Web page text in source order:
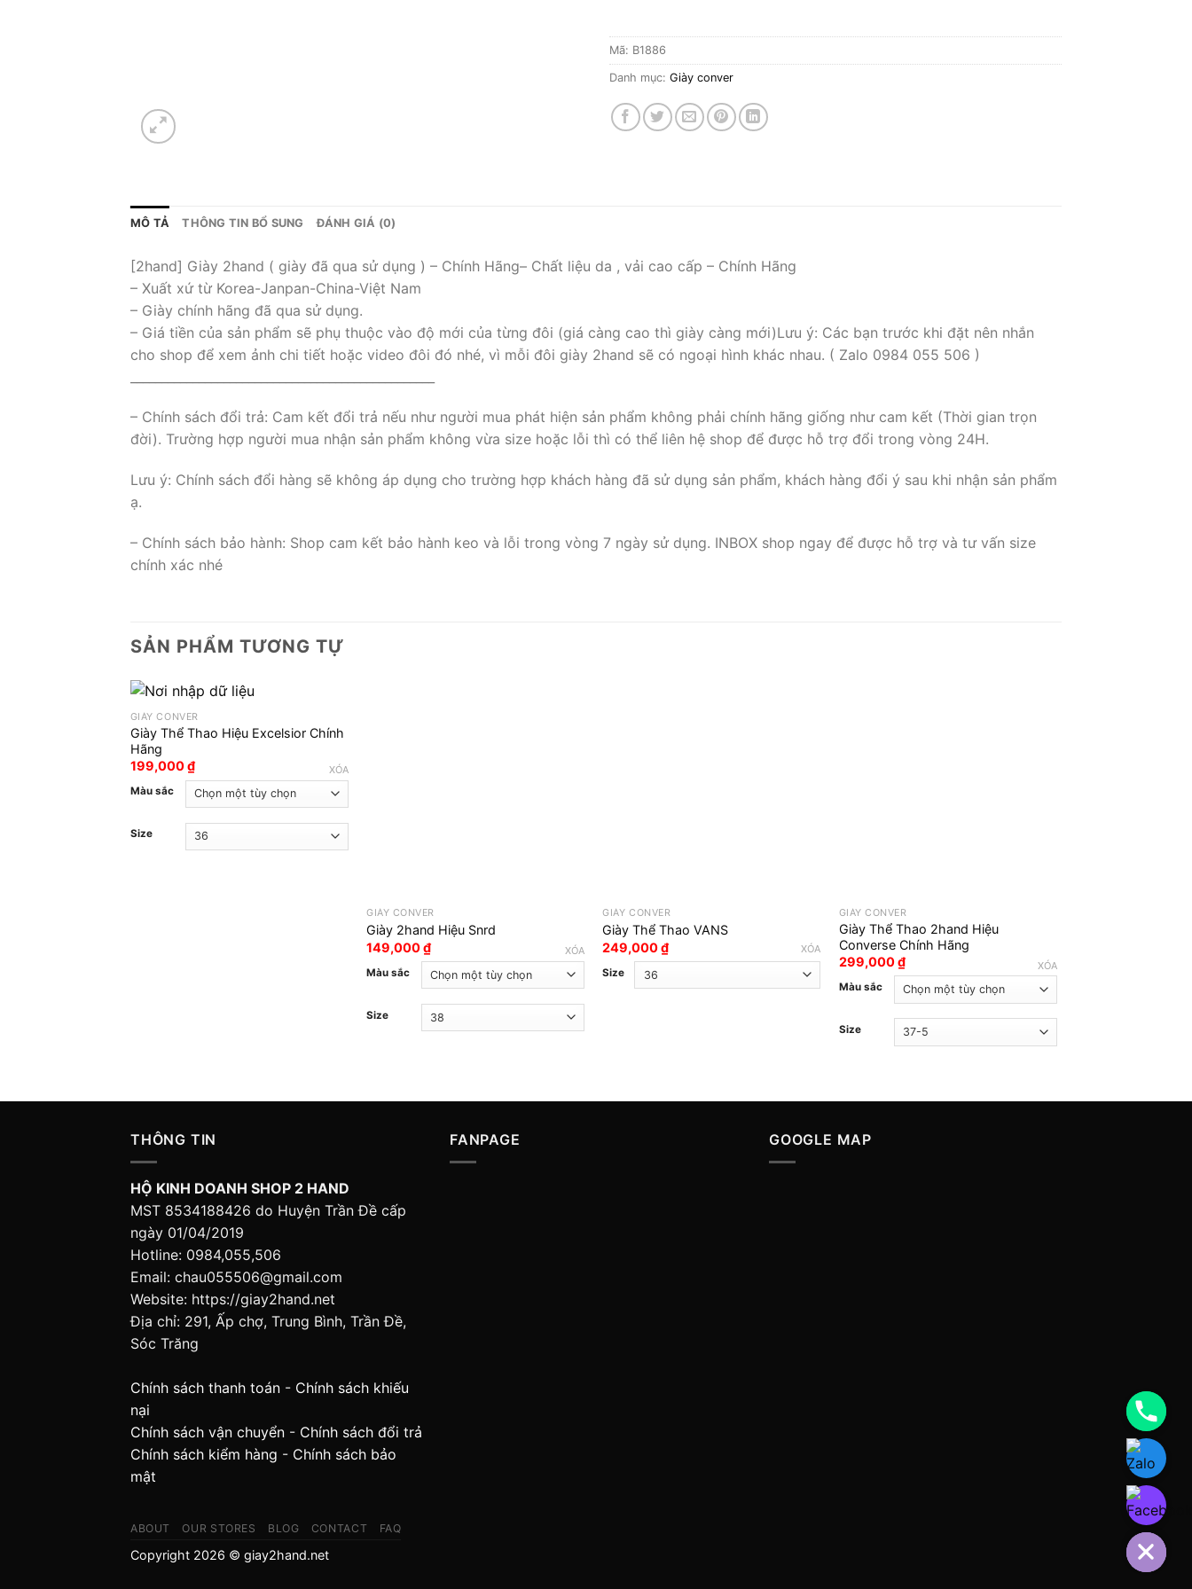
Mã: B1886
Danh mục: Giày conver
MÔ TẢ THÔNG TIN BỔ SUNG ĐÁNH GIÁ (0)
[2hand] Giày 2hand ( giày đã qua sử dụng ) – Chính Hãng– Chất liệu da , vải cao cấp – Chính Hãng
– Xuất xứ từ Korea-Janpan-China-Việt Nam
– Giày chính hãng đã qua sử dụng.
– Giá tiền của sản phẩm sẽ phụ thuộc vào độ mới của từng đôi (giá càng cao thì giày càng mới)Lưu ý: Các bạn trước khi đặt nên nhắn
cho shop để xem ảnh chi tiết hoặc video đôi đó nhé, vì mỗi đôi giày 2hand sẽ có ngoại hình khác nhau. ( Zalo 0984 055 506 )
– Chính sách đổi trả: Cam kết đổi trả nếu như người mua phát hiện sản phẩm không phải chính hãng giống như cam kết (Thời gian trọn
đời). Trường hợp người mua nhận sản phẩm không vừa size hoặc lỗi thì có thể liên hệ shop để được hỗ trợ đổi trong vòng 24H.
Lưu ý: Chính sách đổi hàng sẽ không áp dụng cho trường hợp khách hàng đã sử dụng sản phẩm, khách hàng đổi ý sau khi nhận sản phẩm
ạ.
– Chính sách bảo hành: Shop cam kết bảo hành keo và lỗi trong vòng 7 ngày sử dụng. INBOX shop ngay để được hỗ trợ và tư vấn size
chính xác nhé
SẢN PHẨM TƯƠNG TỰ
GIÀY CONVER
Giày Thể Thao Hiệu Excelsior Chính
Hãng
199,000₫
Màu sắc
Size
XÓA
GIÀY CONVER
Giày 2hand Hiệu Snrd
149,000₫
Màu sắc
Size
XÓA
GIÀY CONVER
Giày Thể Thao VANS
249,000₫
Size
XÓA
GIÀY CONVER
Giày Thể Thao 2hand Hiệu
Converse Chính Hãng
299,000₫
Màu sắc
Size
XÓA
THÔNG TIN
HỘ KINH DOANH SHOP 2 HAND
MST 8534188426 do Huyện Trần Đề cấp
ngày 01/04/2019
Hotline: 0984,055,506
Email: chau055506@gmail.com
Website: https://giay2hand.net
Địa chỉ: 291, Ấp chợ, Trung Bình, Trần Đề,
Sóc Trăng
Chính sách thanh toán - Chính sách khiếu
nại
Chính sách vận chuyển - Chính sách đổi trả
Chính sách kiểm hàng - Chính sách bảo
mật
FANPAGE GOOGLE MAP
ABOUT OUR STORES BLOG CONTACT FAQ
Copyright 2026 © giay2hand.net